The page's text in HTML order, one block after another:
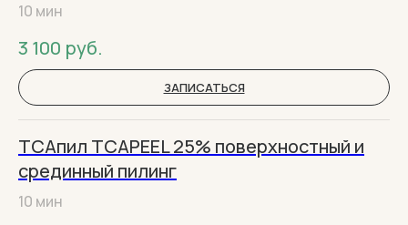
10 мин
3 100 руб.
ЗАПИСАТЬСЯ
ТСАпил TCAPEEL 25% поверхностный и
срединный пилинг
10 мин